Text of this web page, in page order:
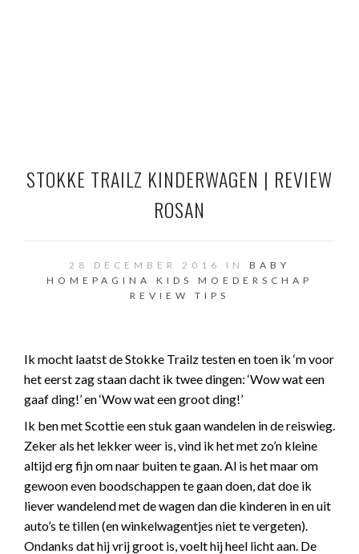
STOKKE TRAILZ KINDERWAGEN | REVIEW
ROSAN
28 DECEMBER 2016 IN BABY
HOMEPAGINA
KIDS
MOEDERSCHAP
REVIEW
TIPS
Ik mocht laatst deStokke Trailz testen en toen ik ‘m voor
het eerst zag staan dacht ik twee dingen: ‘Wow wat een
gaaf ding!’ en ‘Wow wat een groot ding!’
Ik ben met Scottie een stuk gaan wandelen in de reiswieg.
Zeker als het lekker weer is, vind ik het met zo’n kleine
altijd erg fijn om naar buiten te gaan. Al is het maar om
gewoon even boodschappen te gaan doen, dat doe ik
liever wandelend met de wagen dan die kinderen in en uit
auto’s te tillen (en winkelwagentjes niet te vergeten).
Ondanks dat hij vrij groot is, voelt hij heel licht aan. De